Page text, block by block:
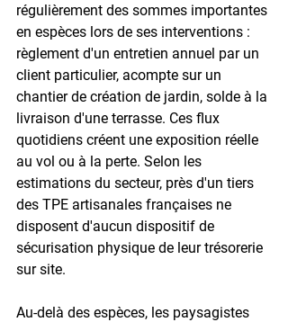
régulièrement des sommes importantes
en espèces lors de ses interventions :
règlement d'un entretien annuel par un
client particulier, acompte sur un
chantier de création de jardin, solde à la
livraison d'une terrasse. Ces flux
quotidiens créent une exposition réelle
au vol ou à la perte. Selon les
estimations du secteur, près d'un tiers
des TPE artisanales françaises ne
disposent d'aucun dispositif de
sécurisation physique de leur trésorerie
sur site.
Au-delà des espèces, les paysagistes